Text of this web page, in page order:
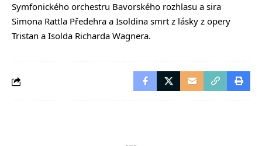
Symfonického orchestru Bavorského rozhlasu a sira
Simona Rattla Předehra a Isoldina smrt z lásky z opery
Tristan a Isolda Richarda Wagnera.